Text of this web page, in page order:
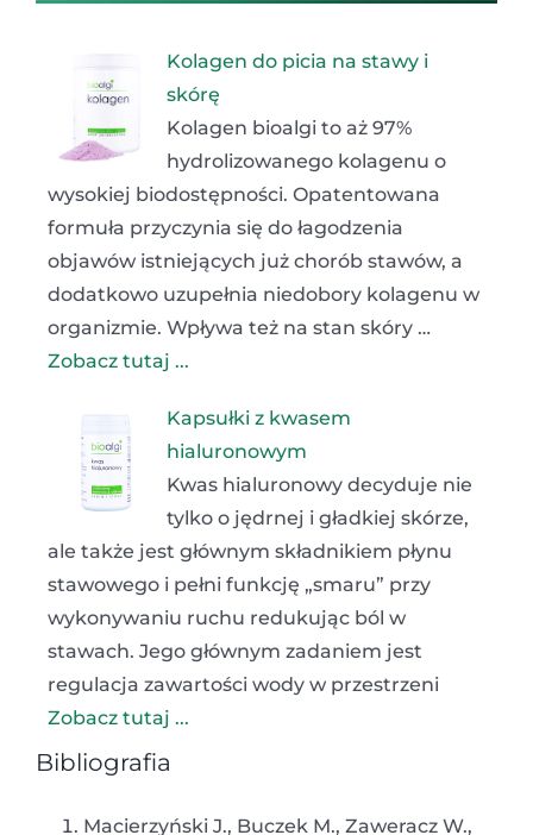
Kolagen do picia na stawy i
skórę
Kolagen bioalgi to aż 97%
hydrolizowanego kolagenu o
wysokiej biodostępności. Opatentowana
formuła przyczynia się do łagodzenia
objawów istniejących już chorób stawów, a
dodatkowo uzupełnia niedobory kolagenu w
organizmie. Wpływa też na stan skóry …
Zobacz tutaj ...
Kapsułki z kwasem
hialuronowym
Kwas hialuronowy decyduje nie
tylko o jędrnej i gładkiej skórze,
ale także jest głównym składnikiem płynu
stawowego i pełni funkcję „smaru” przy
wykonywaniu ruchu redukując ból w
stawach. Jego głównym zadaniem jest
regulacja zawartości wody w przestrzeni
Zobacz tutaj ...
Bibliografia
Macierzyński J., Buczek M., Zaweracz W.,